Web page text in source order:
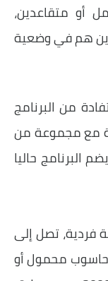
أو متقاعدين،
هم في وضعية
من البرنامج
مع مجموعة من
البرنامج حاليا
فردية، تصل إلى
حاسوب محمول أو